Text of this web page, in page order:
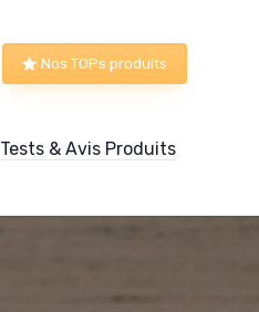
Nos TOPs produits
Tests & Avis Produits